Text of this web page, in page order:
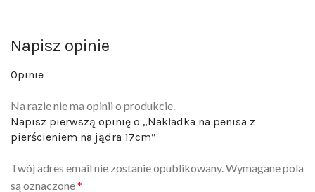
Napisz opinie
Opinie
Na razie nie ma opinii o produkcie.
Napisz pierwszą opinię o „Nakładka na penisa z
pierścieniem na jądra 17cm”
Twój adres email nie zostanie opublikowany. Wymagane pola
są oznaczone*